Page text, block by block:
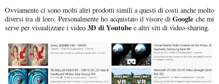
Ovviamente ci sono molti altri prodotti simili a questi di costi anche molto
diversi tra di loro. Personalmente ho acquistato il visore diGoogle che mi
serve per visualizzare i video 3D di Youtube e altri siti di video-sharing.